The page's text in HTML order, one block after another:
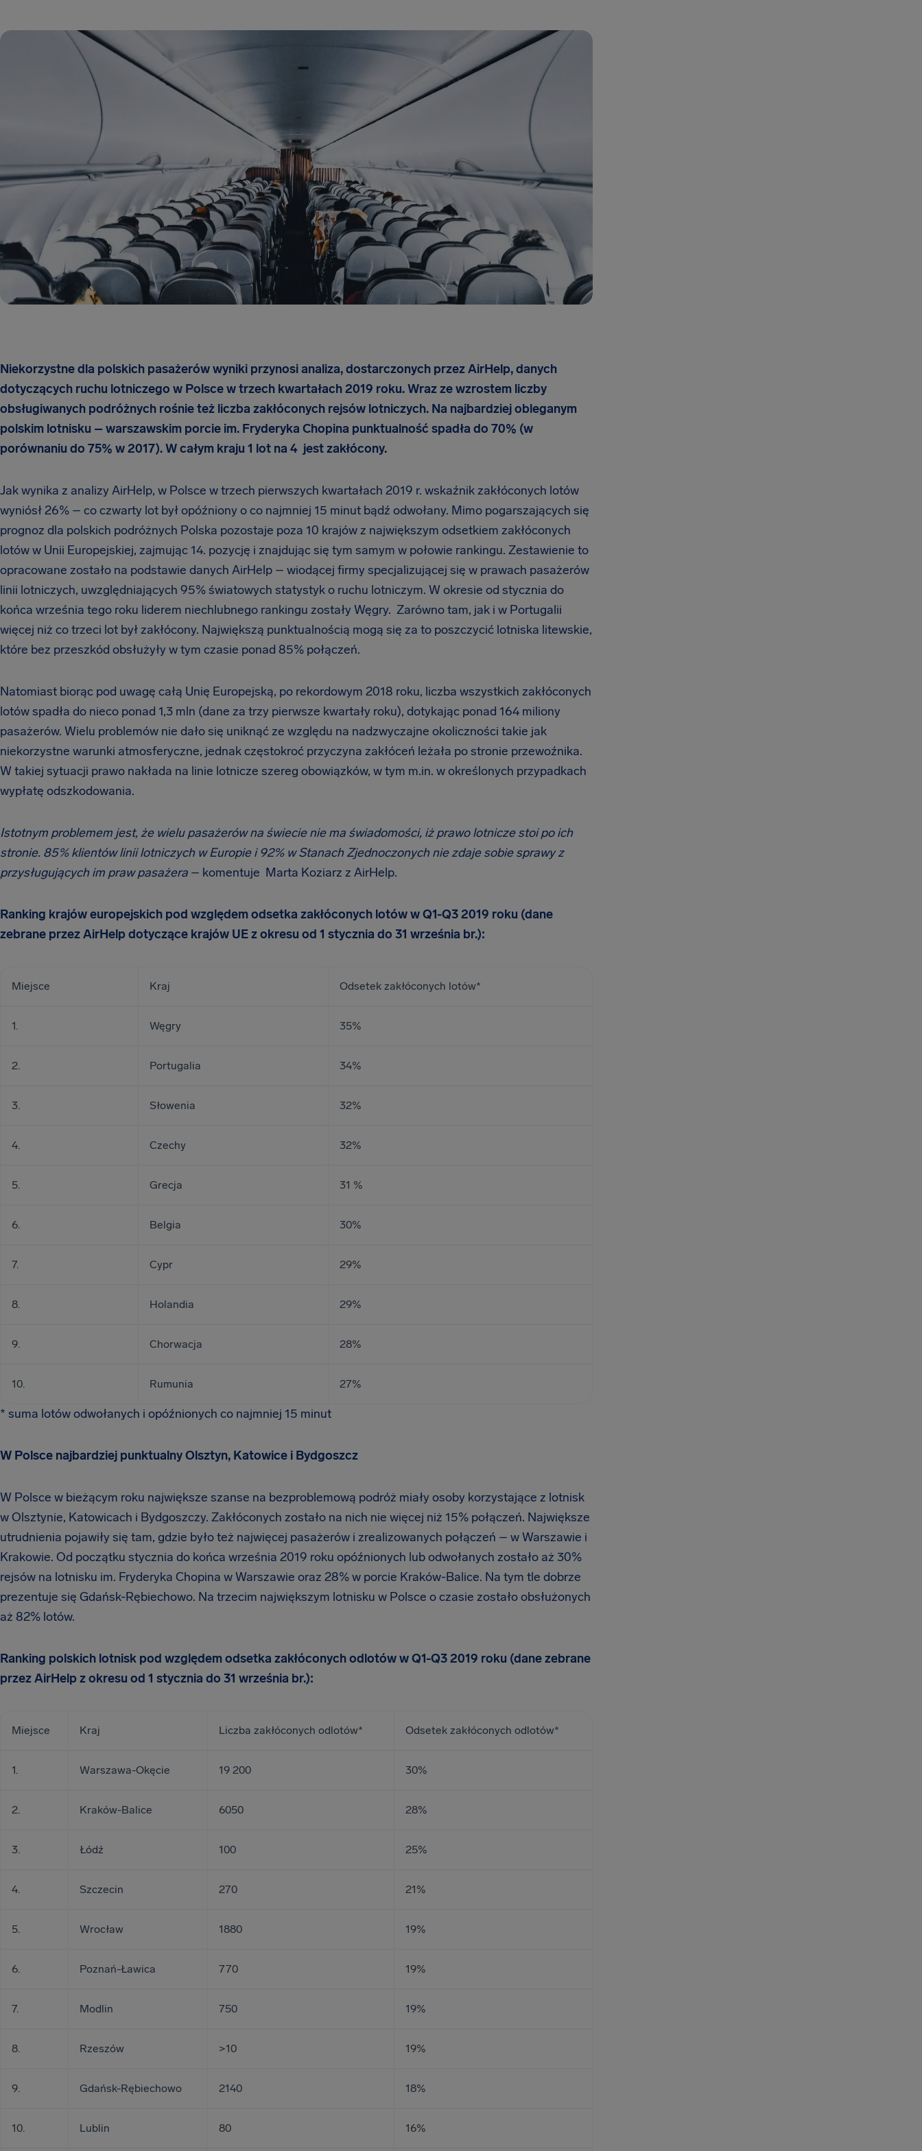
Niekorzystne dla polskich pasażerów wyniki przynosi analiza, dostarczonych przez AirHelp, danych
dotyczących ruchu lotniczego w Polsce w trzech kwartałach 2019 roku. Wraz ze wzrostem liczby
obsługiwanych podróżnych rośnie też liczba zakłóconych rejsów lotniczych. Na najbardziej obleganym
polskim lotnisku – warszawskim porcie im. Fryderyka Chopina punktualność spadła do 70% (w
porównaniu do 75% w 2017). W całym kraju 1 lot na 4 jest zakłócony.
Jak wynika z analizy AirHelp, w Polsce w trzech pierwszych kwartałach 2019 r. wskaźnik zakłóconych lotów
wyniósł 26% – co czwarty lot był opóźniony o co najmniej 15 minut bądź odwołany. Mimo pogarszających się
prognoz dla polskich podróżnych Polska pozostaje poza 10 krajów z największym odsetkiem zakłóconych
lotów w Unii Europejskiej, zajmując 14. pozycję i znajdując się tym samym w połowie rankingu. Zestawienie to
opracowane zostało na podstawie danych AirHelp – wiodącej firmy specjalizującej się w prawach pasażerów
linii lotniczych, uwzględniających 95% światowych statystyk o ruchu lotniczym. W okresie od stycznia do
końca września tego roku liderem niechlubnego rankingu zostały Węgry. Zarówno tam, jak i w Portugalii
więcej niż co trzeci lot był zakłócony. Największą punktualnością mogą się za to poszczycić lotniska litewskie,
które bez przeszkód obsłużyły w tym czasie ponad 85% połączeń.
Natomiast biorąc pod uwagę całą Unię Europejską, po rekordowym 2018 roku, liczba wszystkich zakłóconych
lotów spadła do nieco ponad 1,3 mln (dane za trzy pierwsze kwartały roku), dotykając ponad 164 miliony
pasażerów. Wielu problemów nie dało się uniknąć ze względu na nadzwyczajne okoliczności takie jak
niekorzystne warunki atmosferyczne, jednak częstokroć przyczyna zakłóceń leżała po stronie przewoźnika.
W takiej sytuacji prawo nakłada na linie lotnicze szereg obowiązków, w tym m.in. w określonych przypadkach
wypłatę odszkodowania.
Istotnym problemem jest, że wielu pasażerów na świecie nie ma świadomości, iż prawo lotnicze stoi po ich
stronie. 85% klientów linii lotniczych w Europie i 92% w Stanach Zjednoczonych nie zdaje sobie sprawy z
przysługujących im praw pasażera – komentuje Marta Koziarz z AirHelp.
Ranking krajów europejskich pod względem odsetka zakłóconych lotów w Q1-Q3 2019 roku (dane
zebrane przez AirHelp dotyczące krajów UE z okresu od 1 stycznia do 31 września br.):
Miejsce Kraj Odsetek zakłóconych lotów*
1. Węgry 35%
2. Portugalia 34%
3. Słowenia 32%
4. Czechy 32%
5. Grecja 31 %
6. Belgia 30%
7. Cypr 29%
8. Holandia 29%
9. Chorwacja 28%
10. Rumunia 27%
* suma lotów odwołanych i opóźnionych co najmniej 15 minut
W Polsce najbardziej punktualny Olsztyn, Katowice i Bydgoszcz
W Polsce w bieżącym roku największe szanse na bezproblemową podróż miały osoby korzystające z lotnisk
w Olsztynie, Katowicach i Bydgoszczy. Zakłóconych zostało na nich nie więcej niż 15% połączeń. Największe
utrudnienia pojawiły się tam, gdzie było też najwięcej pasażerów i zrealizowanych połączeń – w Warszawie i
Krakowie. Od początku stycznia do końca września 2019 roku opóźnionych lub odwołanych zostało aż 30%
rejsów na lotnisku im. Fryderyka Chopina w Warszawie oraz 28% w porcie Kraków-Balice. Na tym tle dobrze
prezentuje się Gdańsk-Rębiechowo. Na trzecim największym lotnisku w Polsce o czasie zostało obsłużonych
aż 82% lotów.
Ranking polskich lotnisk pod względem odsetka zakłóconych odlotów w Q1-Q3 2019 roku (dane zebrane
przez AirHelp z okresu od 1 stycznia do 31 września br.):
Miejsce Kraj Liczba zakłóconych odlotów* Odsetek zakłóconych odlotów*
1. Warszawa-Okęcie 19 200 30%
2. Kraków-Balice 6050 28%
3. Łódź 100 25%
4. Szczecin 270 21%
5. Wrocław 1880 19%
6. Poznań-Ławica 770 19%
7. Modlin 750 19%
8. Rzeszów >10 19%
9. Gdańsk-Rębiechowo 2140 18%
10. Lublin 80 16%